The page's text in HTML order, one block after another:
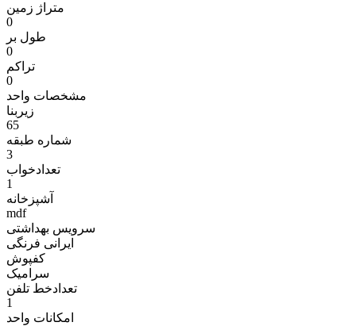
متراژ زمين
0
طول بر
0
تراکم
0
مشخصات واحد
زیربنا
65
شماره طبقه
3
تعدادخواب
1
آشپزخانه
mdf
سرویس بهداشتی
ایرانی فرنگی
کفپوش
سرامیک
تعدادخط تلفن
1
امکانات واحد